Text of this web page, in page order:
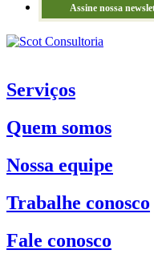
Assine nossa
Serviços
Quem somos
Nossa equipe
Trabalhe conosco
Fale conosco